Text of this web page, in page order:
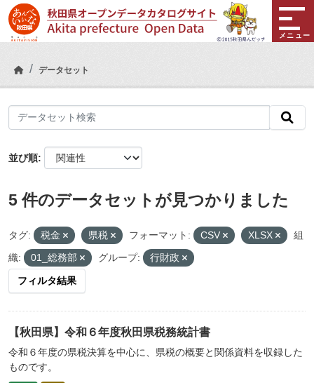
Skip to main content
メニュー
データセット
並び順
5 件のデータセットが見つかりました
タグ: 税金 県税 フォーマット: CSV XLSX
組
織:
01_総務部 グループ: 行財政
フィルタ結果
【秋田県】令和６年度秋田県税務統計書
令和６年度の県税決算を中心に、県税の概要と関係資料を収録した
ものです。